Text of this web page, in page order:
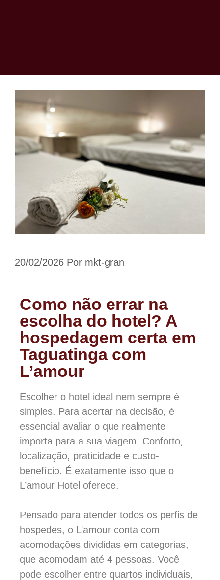
20/02/2026 Por mkt-gran
Como não errar na
escolha do hotel? A
hospedagem certa em
Taguatinga com
L’amour
Escolher o hotel ideal nem sempre é
simples. Para acertar na decisão, é
essencial avaliar o que realmente
importa para a sua viagem. Conforto,
localização, praticidade e custo-
benefício. É exatamente isso que o
L’amour Hotel oferece.
Pensado para atender todos os perfis de
hóspedes, o L’amour conta com
acomodações divididas em categorias,
que acomodam até 4 pessoas. Você
pode escolher entre quartos individuais,